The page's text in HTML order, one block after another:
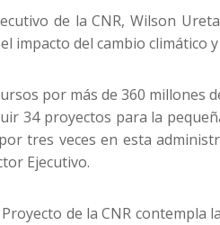
de la CNR, Wilson
impacto del cambio climático
por más de 360 millones
34 proyectos para la
tres veces en esta
Ejecutivo.
de la CNR